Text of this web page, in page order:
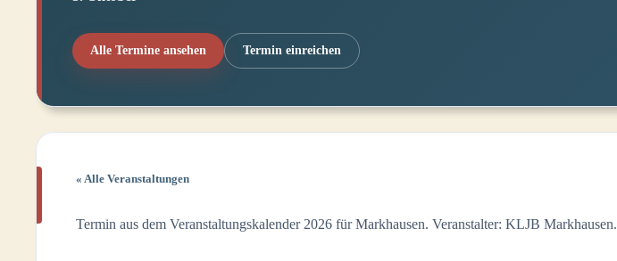
Alle Termine ansehen Termin einreichen
« Alle Veranstaltungen
Termin aus dem Veranstaltungskalender 2026 für Markhausen. Veranstalter: KLJB Markhausen.